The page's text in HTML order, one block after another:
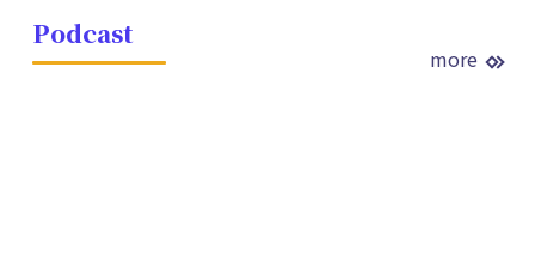
Podcast
more